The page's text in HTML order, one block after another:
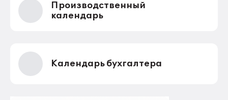
Производственный
календарь
Календарь бухгалтера